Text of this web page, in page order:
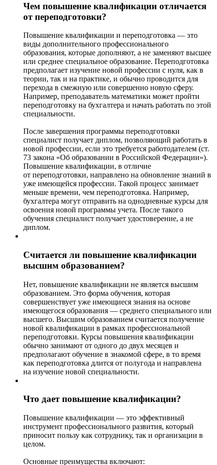
Чем повышение квалификации отличается
от переподготовки?
Повышение квалификации и переподготовка — это
виды дополнительного профессионального
образования, которые дополняют, а не заменяют высшее
или среднее специальное образование. Переподготовка
предполагает изучение новой профессии с нуля, как в
теории, так и на практике, и обычно проводится для
перехода в смежную или совершенно новую сферу.
Например, преподаватель математики может пройти
переподготовку на бухгалтера и начать работать по этой
специальности.
После завершения программы переподготовки
специалист получает диплом, позволяющий работать в
новой профессии, если это требуется работодателем (ст.
73 закона «Об образовании в Российской Федерации»).
Повышение квалификации, в отличие
от переподготовки, направлено на обновление знаний в
уже имеющейся профессии. Такой процесс занимает
меньше времени, чем переподготовка. Например,
бухгалтера могут отправить на однодневные курсы для
освоения новой программы учета. После такого
обучения специалист получает удостоверение, а не
диплом.
Считается ли повышение квалификации
высшим образованием?
Нет, повышение квалификации не является высшим
образованием. Это форма обучения, которая
совершенствует уже имеющиеся знания на основе
имеющегося образования — среднего специального или
высшего. Высшим образованием считается получение
новой квалификации в рамках профессиональной
переподготовки. Курсы повышения квалификации
обычно занимают от одного до двух месяцев и
предполагают обучение в знакомой сфере, в то время
как переподготовка длится от полугода и направлена
на изучение новой специальности.
Что дает повышение квалификации?
Повышение квалификации — это эффективный
инструмент профессионального развития, который
приносит пользу как сотруднику, так и организации в
целом.
Основные преимущества включают: